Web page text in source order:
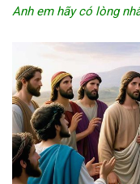
Anh em hãy có lòng